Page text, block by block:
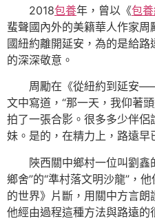
2018包養年，曾以《包
蜚聲國內外的美籍華人作家周
國紐約離開延安，為的是給
的深深敬意。
周勵在《從紐約到延安
文中寫道，“那一天，我仰著
拍了一張合影。很多多少伴
妹。是的，在精力上，路遠早
陜西關中鄉村一位叫劉鑫
鄉舍”的“準村落文明沙龍”，
的世界》片斷，用關中方言朗
他經由過程這種方法與路遠的